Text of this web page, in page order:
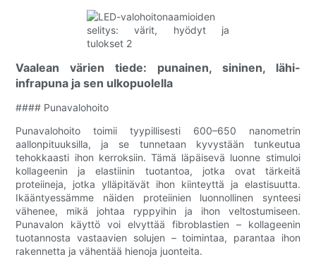
Vaalean värien tiede: punainen, sininen, lähi-
infrapuna ja sen ulkopuolella
#### Punavalohoito
Punavalohoito toimii tyypillisesti 600–650 nanometrin
aallonpituuksilla, ja se tunnetaan kyvystään tunkeutua
tehokkaasti ihon kerroksiin. Tämä läpäisevä luonne stimuloi
kollageenin ja elastiinin tuotantoa, jotka ovat tärkeitä
proteiineja, jotka ylläpitävät ihon kiinteyttä ja elastisuutta.
Ikääntyessämme näiden proteiinien luonnollinen synteesi
vähenee, mikä johtaa ryppyihin ja ihon veltostumiseen.
Punavalon käyttö voi elvyttää fibroblastien – kollageenin
tuotannosta vastaavien solujen – toimintaa, parantaa ihon
rakennetta ja vähentää hienoja juonteita.